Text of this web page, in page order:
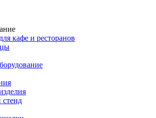
кафе и ресторанов